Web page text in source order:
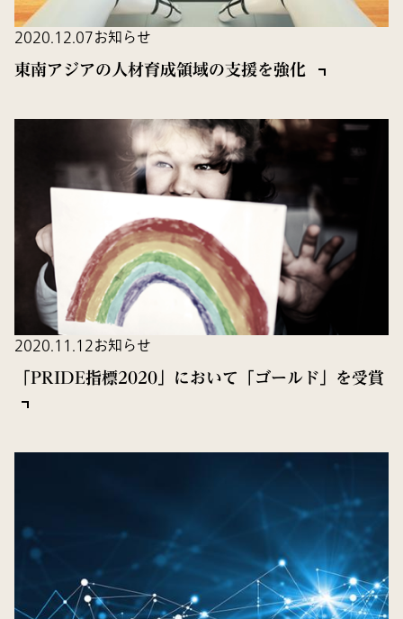
2020.12.07お知らせ
東南アジアの人材育成領域の支援を強化
2020.11.12お知らせ
「PRIDE指標2020」において「ゴールド」を受賞